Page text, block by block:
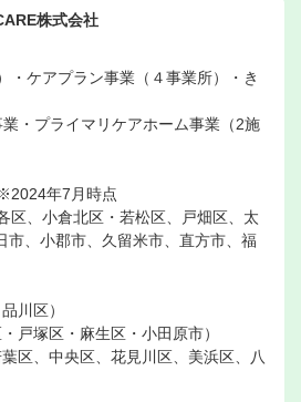
株式会社
・ケアプラン事業（４事業所）・き
業・プライマリケアホーム事業（2施
年7月時点
、小倉北区・若松区、戸畑区、太
市、小郡市、久留米市、直方市、福
川区）
戸塚区・麻生区・小田原市）
区、中央区、花見川区、美浜区、八